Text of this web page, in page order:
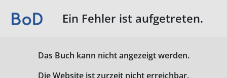
Ein Fehler ist aufgetreten.
Das Buch kann nicht angezeigt werden.
Die Website ist zurzeit nicht erreichbar.